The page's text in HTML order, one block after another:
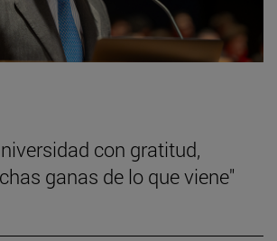
con gratitud,
ganas de lo que viene"